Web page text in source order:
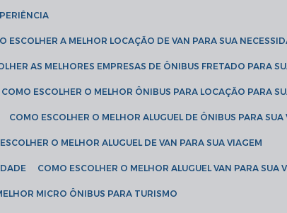
ESCOLHER A MELHOR LOCAÇÃO DE VAN PARA SUA
AS MELHORES EMPRESAS DE ÔNIBUS FRETADO PARA
COMO ESCOLHER O MELHOR ÔNIBUS PARA LOCAÇÃO PARA
COMO ESCOLHER O MELHOR ALUGUEL DE ÔNIBUS PARA SUA
ESCOLHER O MELHOR ALUGUEL DE VAN PARA SUA VIAGEM
COMO ESCOLHER O MELHOR ALUGUEL VAN PARA SUA
MICRO ÔNIBUS PARA TURISMO